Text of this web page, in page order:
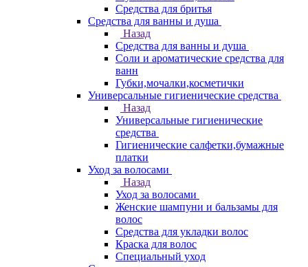
Средства для бритья
Средства для ванны и душа
Назад
Средства для ванны и душа
Соли и ароматические средства для
ванн
Губки,мочалки,косметички
Универсальные гигиенические средства
Назад
Универсальные гигиенические
средства
Гигиенические салфетки,бумажные
платки
Уход за волосами
Назад
Уход за волосами
Женские шампуни и бальзамы для
волос
Средства для укладки волос
Краска для волос
Специальный уход